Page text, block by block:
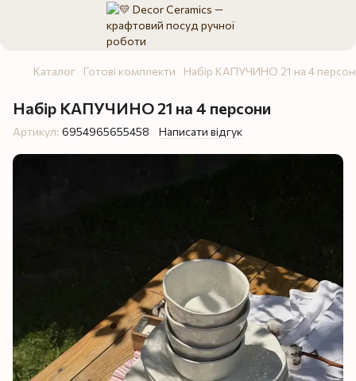
Каталог Готові комплекти Набір КАПУЧИНО 21 на 4
Набір КАПУЧИНО 21 на 4 персони
Артикул: 6954965655458 Написати відгук